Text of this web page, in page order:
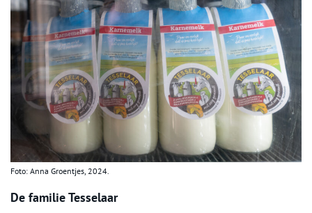
Foto: Anna Groentjes, 2024.
De familie Tesselaar